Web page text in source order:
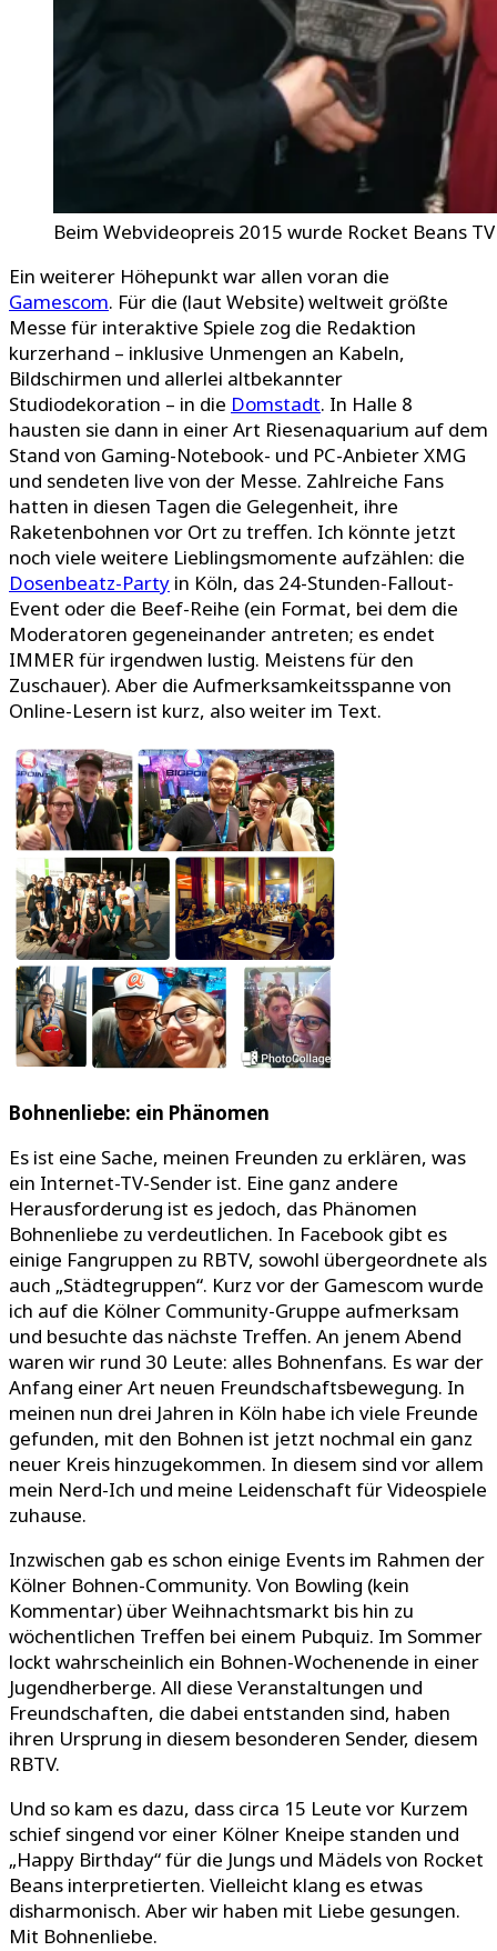
Beim Webvideopreis 2015 wurde Rocket Beans
Ein weiterer Höhepunkt war allen voran die
Gamescom. Für die (laut Website) weltweit größte
Messe für interaktive Spiele zog die Redaktion
kurzerhand – inklusive Unmengen an Kabeln,
Bildschirmen und allerlei altbekannter
Studiodekoration – in die Domstadt. In Halle 8
hausten sie dann in einer Art Riesenaquarium auf dem
Stand von Gaming-Notebook- und PC-Anbieter XMG
und sendeten live von der Messe. Zahlreiche Fans
hatten in diesen Tagen die Gelegenheit, ihre
Raketenbohnen vor Ort zu treffen. Ich könnte jetzt
noch viele weitere Lieblingsmomente aufzählen: die
Dosenbeatz-Party in Köln, das 24-Stunden-Fallout-
Event oder die Beef-Reihe (ein Format, bei dem die
Moderatoren gegeneinander antreten; es endet
IMMER für irgendwen lustig. Meistens für den
Zuschauer). Aber die Aufmerksamkeitsspanne von
Online-Lesern ist kurz, also weiter im Text.
Bohnenliebe: ein Phänomen
Es ist eine Sache, meinen Freunden zu erklären, was
ein Internet-TV-Sender ist. Eine ganz andere
Herausforderung ist es jedoch, das Phänomen
Bohnenliebe zu verdeutlichen. In Facebook gibt es
einige Fangruppen zu RBTV, sowohl übergeordnete als
auch „Städtegruppen“. Kurz vor der Gamescom wurde
ich auf die Kölner Community-Gruppe aufmerksam
und besuchte das nächste Treffen. An jenem Abend
waren wir rund 30 Leute: alles Bohnenfans. Es war der
Anfang einer Art neuen Freundschaftsbewegung. In
meinen nun drei Jahren in Köln habe ich viele Freunde
gefunden, mit den Bohnen ist jetzt nochmal ein ganz
neuer Kreis hinzugekommen. In diesem sind vor allem
mein Nerd-Ich und meine Leidenschaft für Videospiele
zuhause.
Inzwischen gab es schon einige Events im Rahmen der
Kölner Bohnen-Community. Von Bowling (kein
Kommentar) über Weihnachtsmarkt bis hin zu
wöchentlichen Treffen bei einem Pubquiz. Im Sommer
lockt wahrscheinlich ein Bohnen-Wochenende in einer
Jugendherberge. All diese Veranstaltungen und
Freundschaften, die dabei entstanden sind, haben
ihren Ursprung in diesem besonderen Sender, diesem
RBTV.
Und so kam es dazu, dass circa 15 Leute vor Kurzem
schief singend vor einer Kölner Kneipe standen und
„Happy Birthday“ für die Jungs und Mädels von Rocket
Beans interpretierten. Vielleicht klang es etwas
disharmonisch. Aber wir haben mit Liebe gesungen.
Mit Bohnenliebe.